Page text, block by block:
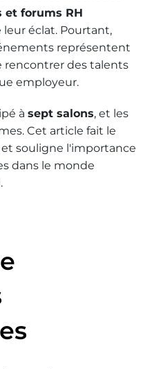
et forums RH
éclat. Pourtant,
représentent
des talents
employeur.
à sept salons, et les
Cet article fait le
souligne l'importance
dans le monde